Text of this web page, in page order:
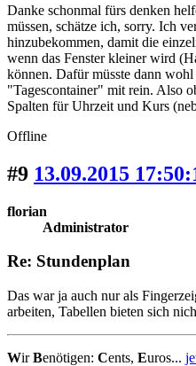
Danke schonmal fürs denken
müssen, schätze ich, sorry. Ich
hinzubekommen, damit die
wenn das Fenster kleiner wird
können. Dafür müsste dann
"Tagescontainer" mit rein. Also
Spalten für Uhrzeit und Kurs
Offline
#9 13.09.2015
florian
Administrator
Re: Stundenplan
Das war ja auch nur als
arbeiten, Tabellen bieten sich
WirBenötigen: Cents, Euros...